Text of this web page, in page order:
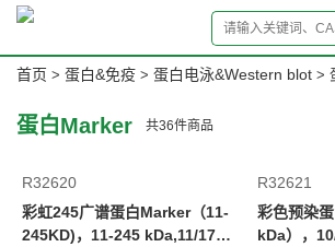
首页 > 蛋白&免疫 > 蛋白电泳&Western blot >
蛋白Marker 共36件商品
R32620
彩虹245广谱蛋白Marker（11-
245KD)，11-245 kDa,11/17/2
R32621
彩色预染
kDa），